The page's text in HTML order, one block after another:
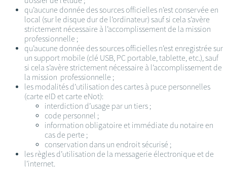
qu’aucune donnée des sources officielles n’est conservée en
local (sur le disque dur de l’ordinateur) sauf si cela s’avère
strictement nécessaire à l’accomplissement de la mission
professionnelle ;
qu’aucune donnée des sources officielles n’est enregistrée sur
un support mobile (clé USB, PC portable, tablette, etc.), sauf
si cela s’avère strictement nécessaire à l’accomplissement de
la mission professionnelle ;
les modalités d’utilisation des cartes à puce personnelles
(carte eID et carte eNot):
interdiction d’usage par un tiers ;
code personnel ;
information obligatoire et immédiate du notaire en
cas de perte ;
conservation dans un endroit sécurisé ;
les règles d’utilisation de la messagerie électronique et de
l’internet.